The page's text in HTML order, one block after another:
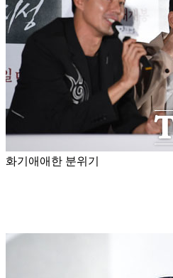
화기애애한 분위기